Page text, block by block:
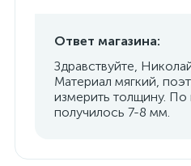
Ответ магазина:
Здравствуйте,
Материал мягкий,
измерить толщину.
получилось 7-8 мм.